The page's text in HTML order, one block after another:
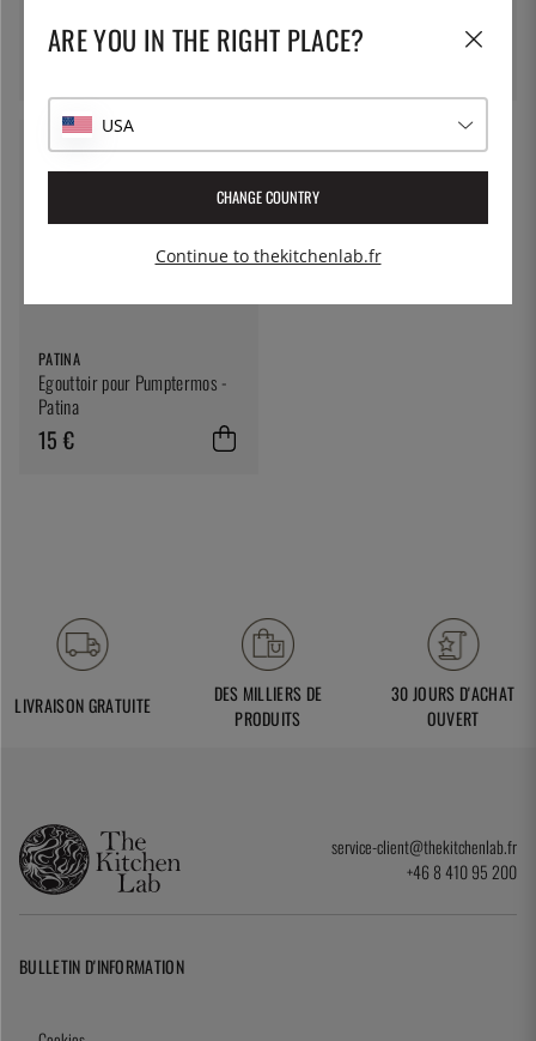
PATINA
Egouttoir pour Pumptermos -
Patina
15 €
LIVRAISON GRATUITE
DES MILLIERS DE
PRODUITS
30 JOURS D'ACHAT
OUVERT
service-client@thekitchenlab.fr
+46 8 410 95 200
BULLETIN D'INFORMATION
ARE YOU IN THE RIGHT PLACE?
USA
CHANGE COUNTRY
Continue to thekitchenlab.fr